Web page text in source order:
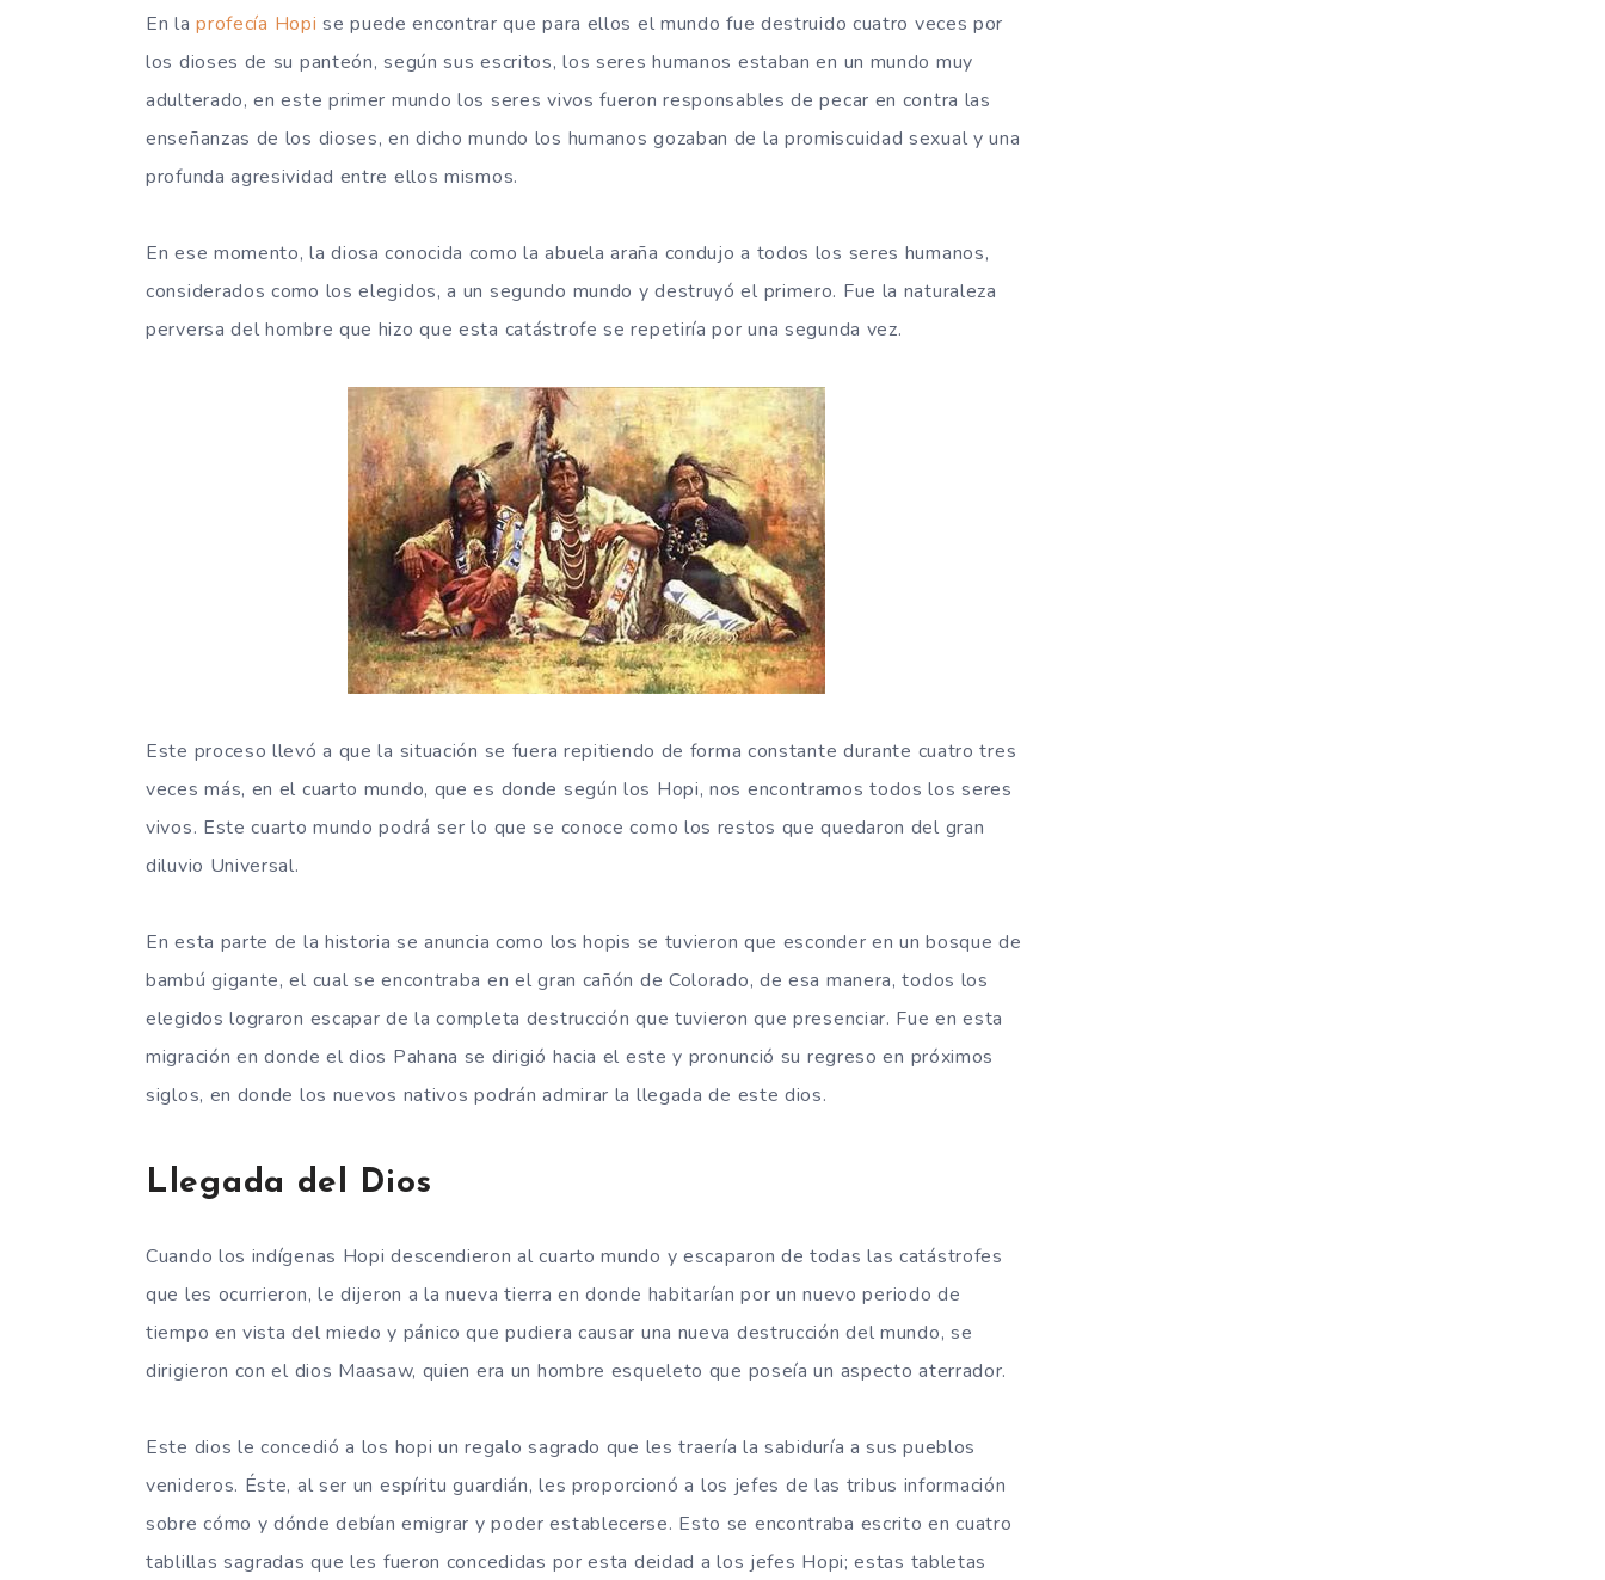
En laprofecía Hopi se puede encontrar que para ellos el mundo fue destruido cuatro veces por
los dioses de su panteón, según sus escritos, los seres humanos estaban en un mundo muy
adulterado, en este primer mundo los seres vivos fueron responsables de pecar en contra las
enseñanzas de los dioses, en dicho mundo los humanos gozaban de la promiscuidad sexual y una
profunda agresividad entre ellos mismos.
En ese momento, la diosa conocida como la abuela araña condujo a todos los seres humanos,
considerados como los elegidos, a un segundo mundo y destruyó el primero. Fue la naturaleza
perversa del hombre que hizo que esta catástrofe se repetiría por una segunda vez.
Este proceso llevó a que la situación se fuera repitiendo de forma constante durante cuatro tres
veces más, en el cuarto mundo, que es donde según los Hopi, nos encontramos todos los seres
vivos. Este cuarto mundo podrá ser lo que se conoce como los restos que quedaron del gran
diluvio Universal.
En esta parte de la historia se anuncia como los hopis se tuvieron que esconder en un bosque de
bambú gigante, el cual se encontraba en el gran cañón de Colorado, de esa manera, todos los
elegidos lograron escapar de la completa destrucción que tuvieron que presenciar. Fue en esta
migración en donde el dios Pahana se dirigió hacia el este y pronunció su regreso en próximos
siglos, en donde los nuevos nativos podrán admirar la llegada de este dios.
Llegada del Dios
Cuando los indígenas Hopi descendieron al cuarto mundo y escaparon de todas las catástrofes
que les ocurrieron, le dijeron a la nueva tierra en donde habitarían por un nuevo periodo de
tiempo en vista del miedo y pánico que pudiera causar una nueva destrucción del mundo, se
dirigieron con el dios Maasaw, quien era un hombre esqueleto que poseía un aspecto aterrador.
Este dios le concedió a los hopi un regalo sagrado que les traería la sabiduría a sus pueblos
venideros. Éste, al ser un espíritu guardián, les proporcionó a los jefes de las tribus información
sobre cómo y dónde debían emigrar y poder establecerse. Esto se encontraba escrito en cuatro
tablillas sagradas que les fueron concedidas por esta deidad a los jefes Hopi; estas tabletas